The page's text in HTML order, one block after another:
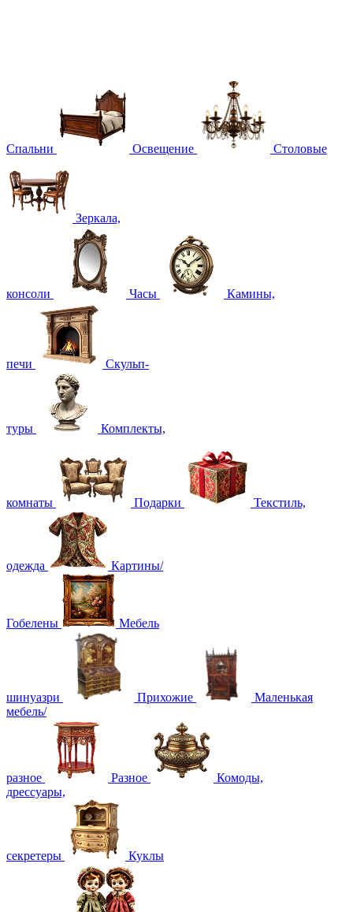
Спальни Освещение Столовые
Зеркала,
консоли Часы Камины,
печи Скульп-
туры Комплекты,
комнаты Подарки Текстиль,
одежда Картины/
Гобелены Мебель
шинуазри Прихожие
Маленькая
мебель/
разное Разное
Комоды,
дрессуары,
секретеры Куклы